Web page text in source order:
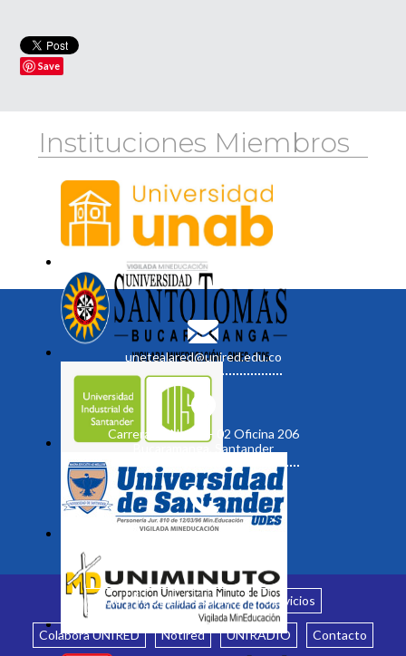
Save
Instituciones Miembros
unetealared@unired.edu.co
Carrera 19 No. 35 - 02 Oficina 206
Bucaramanga, Santander
Inicio ¿Quiénes somos? Servicios
Colabora UNIRED Notired UNIRADIO Contacto